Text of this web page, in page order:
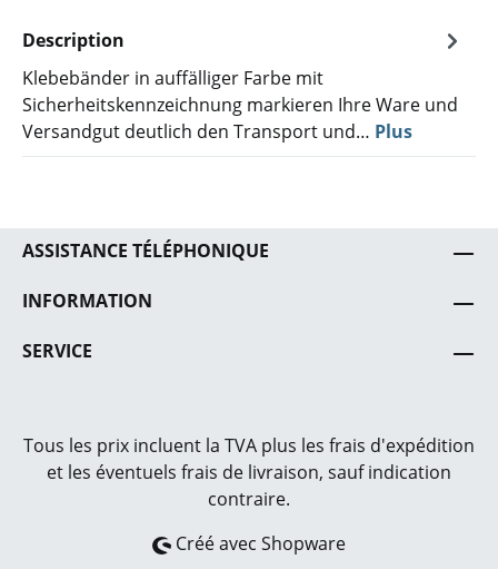
Description
Klebebänder in auffälliger Farbe mit
Sicherheitskennzeichnung markieren Ihre Ware und
Versandgut deutlich den Transport und… Plus
ASSISTANCE TÉLÉPHONIQUE
INFORMATION
SERVICE
Tous les prix incluent la TVA plus les frais d'expédition
et les éventuels frais de livraison, sauf indication
contraire.
Créé avec Shopware